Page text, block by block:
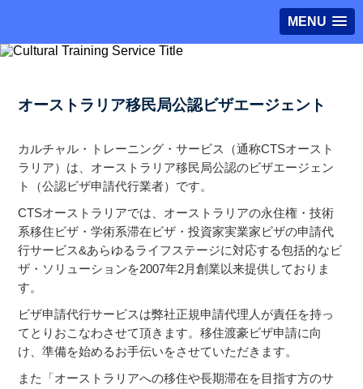
MENU
オーストラリア移民局公認ビザエージェント
カルチャル・トレーニング・サービス（通称CTSオースト
ラリア）は、オーストラリア移民局公認のビザエージェン
ト（公認ビザ申請代行業者）です。
CTSオーストラリアでは、オーストラリアの永住権・技術
系移住ビザ・学術系滞在ビザ・投資家実業家ビザの申請代
行サービス&あらゆるライフステージに対応する包括的なビ
ザ・ソリューションを2007年2月創業以来提供しておりま
す。
ビザ申請代行サービスは弊社正規申請代理人が責任を持っ
てとりおこなわさせて頂きます。移住渡豪ビザ申請に向
け、準備を始めるお手伝いをさせていただきます。
また「オーストラリアへの移住や長期滞在を目指す方のサ